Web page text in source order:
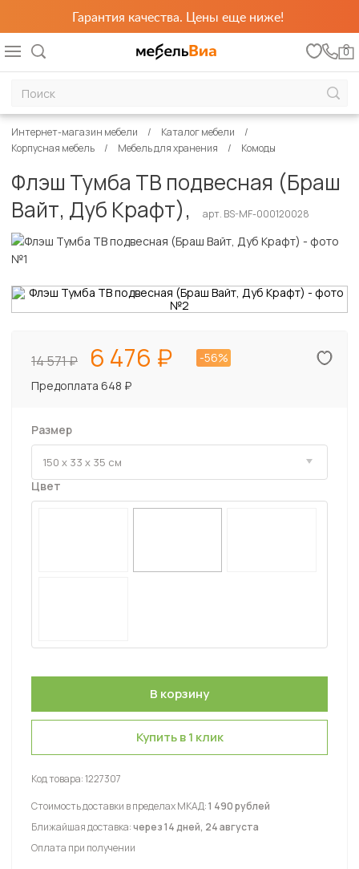
Гарантия качества. Цены еще ниже!
0
Интернет-магазин мебели
Каталог мебели
Корпусная мебель
Мебель для хранения Комоды
Флэш Тумба ТВ подвесная (Браш
Вайт, Дуб Крафт),
арт. BS-MF-000120028
14 571 6 476
-56%
Предоплата 648 ₽
Размер
Цвет
Купить в 1 клик
Код товара:1227307
Стоимость доставки в пределах МКАД:1 490 рублей
Ближайшая доставка:через 14 дней, 24 августа
Оплата при получении